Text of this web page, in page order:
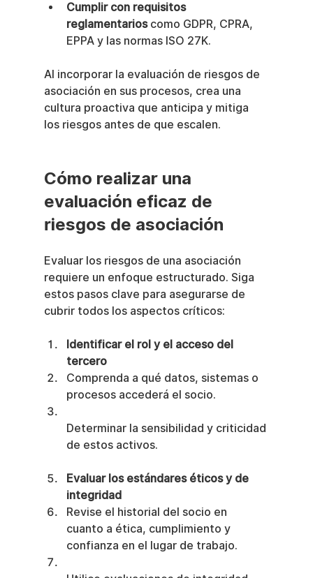
Cumplir con requisitos
reglamentarios como GDPR, CPRA,
EPPA y las normas ISO 27K.
Al incorporar la evaluación de riesgos de
asociación en sus procesos, crea una
cultura proactiva que anticipa y mitiga
los riesgos antes de que escalen.
Cómo realizar una
evaluación eficaz de
riesgos de asociación
Evaluar los riesgos de una asociación
requiere un enfoque estructurado. Siga
estos pasos clave para asegurarse de
cubrir todos los aspectos críticos:
Identificar el rol y el acceso del
tercero
Comprenda a qué datos, sistemas o
procesos accederá el socio.
Determinar la sensibilidad y criticidad
de estos activos.
Evaluar los estándares éticos y de
integridad
Revise el historial del socio en
cuanto a ética, cumplimiento y
confianza en el lugar de trabajo.